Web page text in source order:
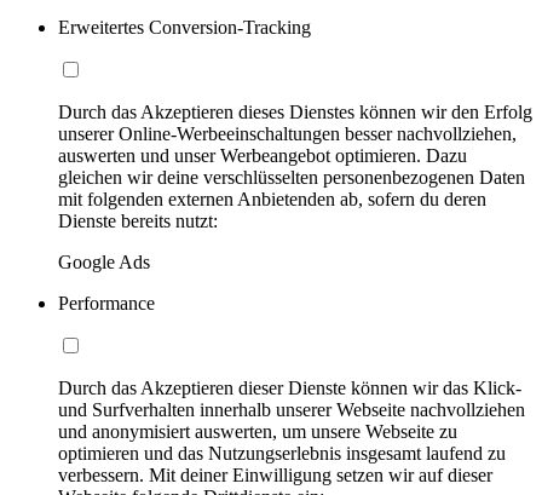
Erweitertes Conversion-Tracking
Durch das Akzeptieren dieses Dienstes können wir den Erfolg
unserer Online-Werbeeinschaltungen besser nachvollziehen,
auswerten und unser Werbeangebot optimieren. Dazu
gleichen wir deine verschlüsselten personenbezogenen Daten
mit folgenden externen Anbietenden ab, sofern du deren
Dienste bereits nutzt:
Google Ads
Performance
Durch das Akzeptieren dieser Dienste können wir das Klick-
und Surfverhalten innerhalb unserer Webseite nachvollziehen
und anonymisiert auswerten, um unsere Webseite zu
optimieren und das Nutzungserlebnis insgesamt laufend zu
verbessern. Mit deiner Einwilligung setzen wir auf dieser